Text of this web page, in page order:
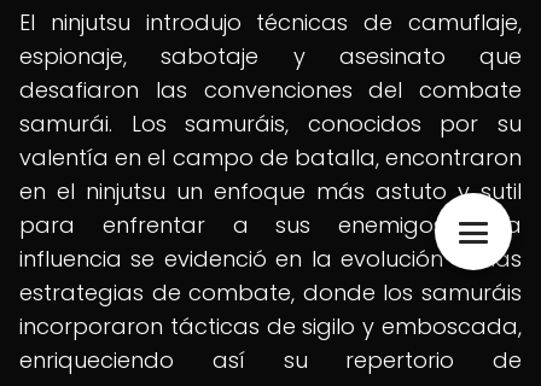
El ninjutsu introdujo técnicas de camuflaje,
espionaje, sabotaje y asesinato que
desafiaron las convenciones del combate
samurái. Los samuráis, conocidos por su
valentía en el campo de batalla, encontraron
en el ninjutsu un enfoque más astuto y sutil
para enfrentar a sus enemigos. Esta
influencia se evidenció en la evolución de las
estrategias de combate, donde los samuráis
incorporaron tácticas de sigilo y emboscada,
enriqueciendo así su repertorio de